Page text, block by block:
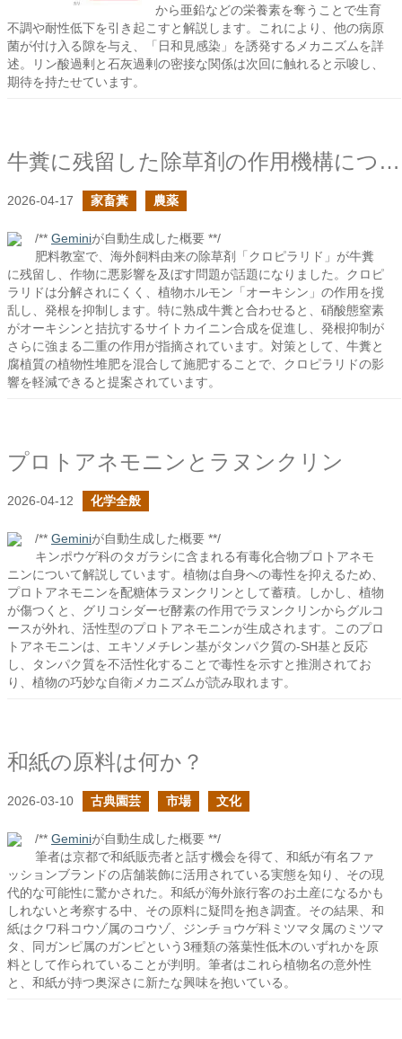
から亜鉛などの栄養素を奪うことで生育
不調や耐性低下を引き起こすと解説します。これにより、他の病原
菌が付け入る隙を与え、「日和見感染」を誘発するメカニズムを詳
述。リン酸過剰と石灰過剰の密接な関係は次回に触れると示唆し、
期待を持たせています。
牛糞に残留した除草剤の作用機構について
2026-04-17 家畜糞 農薬
/** Geminiが自動生成した概要 **/
肥料教室で、海外飼料由来の除草剤「クロピラリド」が牛糞
に残留し、作物に悪影響を及ぼす問題が話題になりました。クロピ
ラリドは分解されにくく、植物ホルモン「オーキシン」の作用を撹
乱し、発根を抑制します。特に熟成牛糞と合わせると、硝酸態窒素
がオーキシンと拮抗するサイトカイニン合成を促進し、発根抑制が
さらに強まる二重の作用が指摘されています。対策として、牛糞と
腐植質の植物性堆肥を混合して施肥することで、クロピラリドの影
響を軽減できると提案されています。
プロトアネモニンとラヌンクリン
2026-04-12 化学全般
/** Geminiが自動生成した概要 **/
キンポウゲ科のタガラシに含まれる有毒化合物プロトアネモ
ニンについて解説しています。植物は自身への毒性を抑えるため、
プロトアネモニンを配糖体ラヌンクリンとして蓄積。しかし、植物
が傷つくと、グリコシダーゼ酵素の作用でラヌンクリンからグルコ
ースが外れ、活性型のプロトアネモニンが生成されます。このプロ
トアネモニンは、エキソメチレン基がタンパク質の-SH基と反応
し、タンパク質を不活性化することで毒性を示すと推測されてお
り、植物の巧妙な自衛メカニズムが読み取れます。
和紙の原料は何か？
2026-03-10 古典園芸 市場 文化
/** Geminiが自動生成した概要 **/
筆者は京都で和紙販売者と話す機会を得て、和紙が有名ファ
ッションブランドの店舗装飾に活用されている実態を知り、その現
代的な可能性に驚かされた。和紙が海外旅行客のお土産になるかも
しれないと考察する中、その原料に疑問を抱き調査。その結果、和
紙はクワ科コウゾ属のコウゾ、ジンチョウゲ科ミツマタ属のミツマ
タ、同ガンピ属のガンピという3種類の落葉性低木のいずれかを原
料として作られていることが判明。筆者はこれら植物名の意外性
と、和紙が持つ奥深さに新たな興味を抱いている。